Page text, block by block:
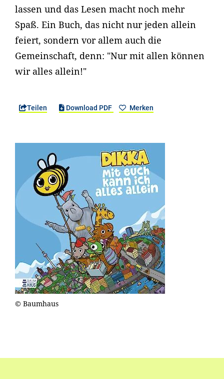
lassen und das Lesen macht noch mehr
Spaß. Ein Buch, das nicht nur jeden allein
feiert, sondern vor allem auch die
Gemeinschaft, denn: "Nur mit allen können
wir alles allein!"
Teilen Download PDF Merken
© Baumhaus